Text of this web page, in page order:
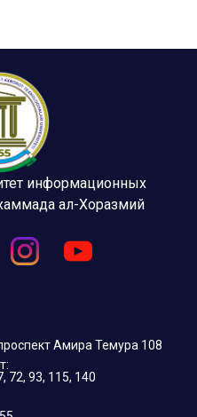
информационных
ал-Хоразмий
Амира Темура 108
72, 93, 115, 140